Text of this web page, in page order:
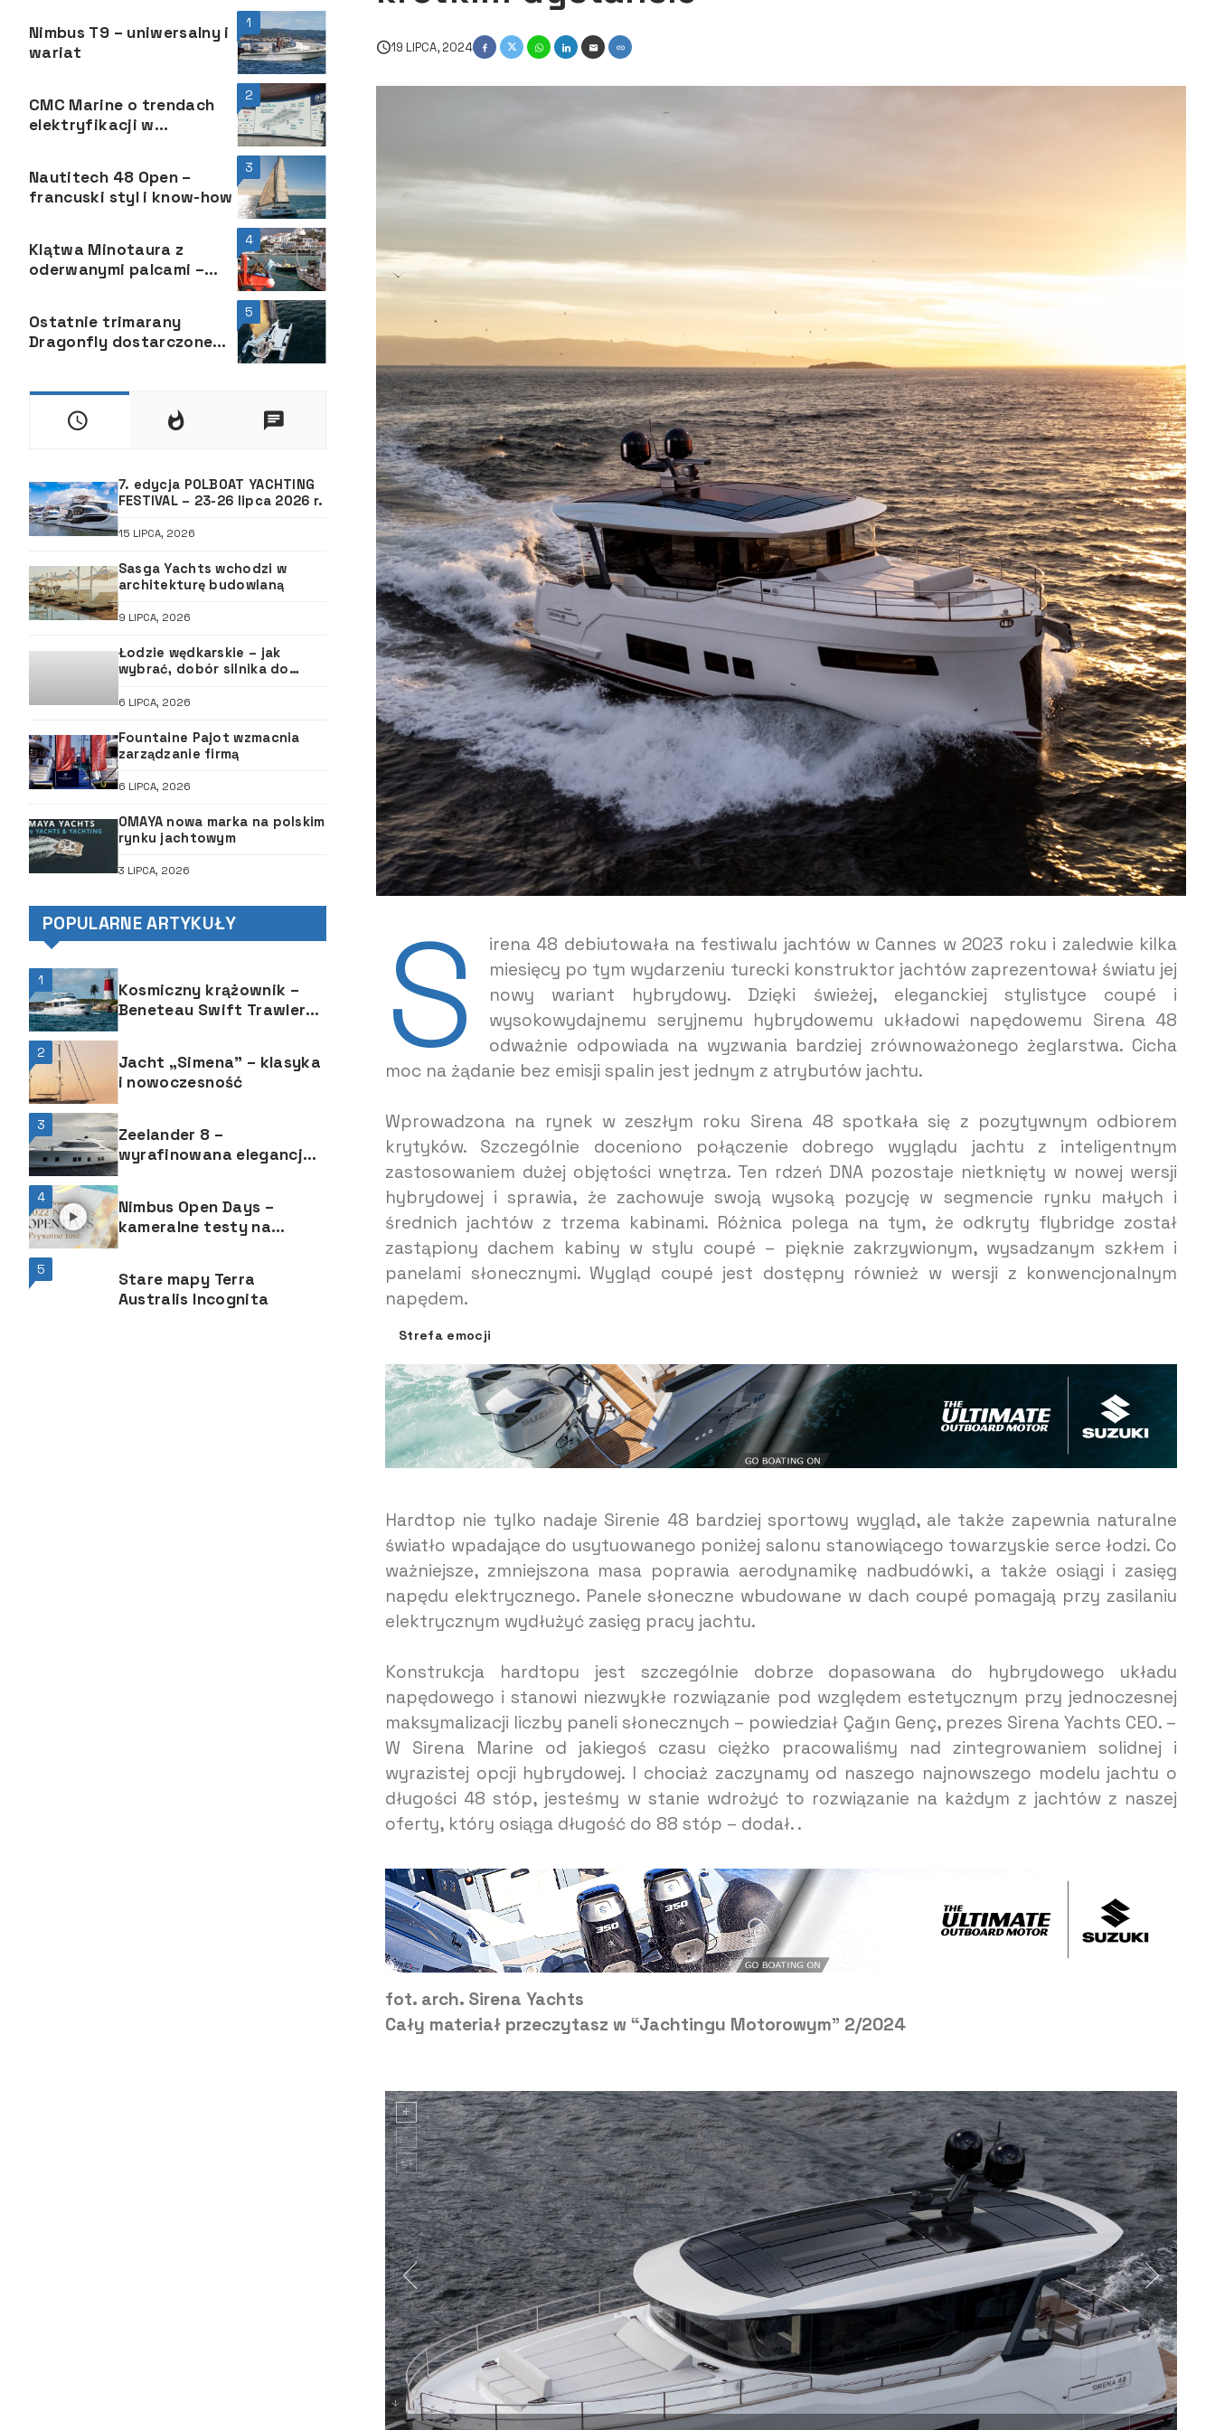
19 LIPCA, 2024
S
irena 48 debiutowała na festiwalu jachtów w Cannes w 2023 roku i zaledwie kilka
miesięcy po tym wydarzeniu turecki konstruktor jachtów zaprezentował światu jej
nowy wariant hybrydowy. Dzięki świeżej, eleganckiej stylistyce coupé i
wysokowydajnemu seryjnemu hybrydowemu układowi napędowemu Sirena 48
odważnie odpowiada na wyzwania bardziej zrównoważonego żeglarstwa. Cicha
moc na żądanie bez emisji spalin jest jednym z atrybutów jachtu.
Wprowadzona na rynek w zeszłym roku Sirena 48 spotkała się z pozytywnym odbiorem
krytyków. Szczególnie doceniono połączenie dobrego wyglądu jachtu z inteligentnym
zastosowaniem dużej objętości wnętrza. Ten rdzeń DNA pozostaje nietknięty w nowej wersji
hybrydowej i sprawia, że zachowuje swoją wysoką pozycję w segmencie rynku małych i
średnich jachtów z trzema kabinami. Różnica polega na tym, że odkryty flybridge został
zastąpiony dachem kabiny w stylu coupé – pięknie zakrzywionym, wysadzanym szkłem i
panelami słonecznymi. Wygląd coupé jest dostępny również w wersji z konwencjonalnym
napędem.
Strefa emocji
Hardtop nie tylko nadaje Sirenie 48 bardziej sportowy wygląd, ale także zapewnia naturalne
światło wpadające do usytuowanego poniżej salonu stanowiącego towarzyskie serce łodzi. Co
ważniejsze, zmniejszona masa poprawia aerodynamikę nadbudówki, a także osiągi i zasięg
napędu elektrycznego. Panele słoneczne wbudowane w dach coupé pomagają przy zasilaniu
elektrycznym wydłużyć zasięg pracy jachtu.
Konstrukcja hardtopu jest szczególnie dobrze dopasowana do hybrydowego układu
napędowego i stanowi niezwykłe rozwiązanie pod względem estetycznym przy jednoczesnej
maksymalizacji liczby paneli słonecznych – powiedział Çağın Genç, prezes Sirena Yachts CEO. –
W Sirena Marine od jakiegoś czasu ciężko pracowaliśmy nad zintegrowaniem solidnej i
wyrazistej opcji hybrydowej. I chociaż zaczynamy od naszego najnowszego modelu jachtu o
długości 48 stóp, jesteśmy w stanie wdrożyć to rozwiązanie na każdym z jachtów z naszej
oferty, który osiąga długość do 88 stóp – dodał. .
fot. arch. Sirena Yachts
Cały materiał przeczytasz w “Jachtingu Motorowym” 2/2024
1
Nimbus T9 – uniwersalny i
wariat
2
CMC Marine o trendach
elektryfikacji w
marca Barcelona
3
Nautitech 48 Open –
francuski styl i know-how
4
Klątwa Minotaura z
oderwanymi palcami –
5
Ostatnie trimarany
Dragonfly dostarczone
7. edycja POLBOAT YACHTING
FESTIVAL – 23-26 lipca 2026 r.
15 LIPCA, 2026
Sasga Yachts wchodzi w
architekturę budowlaną
9 LIPCA, 2026
Łodzie wędkarskie – jak
wybrać, dobór silnika do
6 LIPCA, 2026
Fountaine Pajot wzmacnia
zarządzanie firmą
6 LIPCA, 2026
OMAYA nowa marka na polskim
rynku jachtowym
3 LIPCA, 2026
POPULARNE ARTYKUŁY
1
Kosmiczny krążownik –
Beneteau Swift Trawler
48
2
Jacht „Simena” – klasyka
i nowoczesność
3
Zeelander 8 –
wyrafinowana elegancja i
powściągliwość
4
Nimbus Open Days –
kameralne testy na
wodzie to od jakiegoś
5
Stare mapy Terra
Australis Incognita